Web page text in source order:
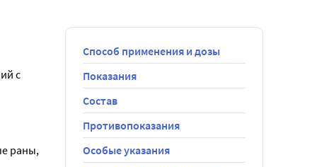
с
В
раны,
Способ применения и дозы
Показания
Состав
Противопоказания
Особые указания